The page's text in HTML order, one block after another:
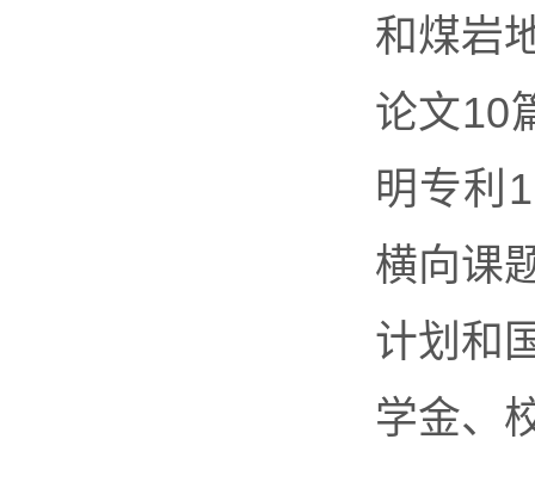
和煤岩
论文10
明专利
横向课
计划和
学金、